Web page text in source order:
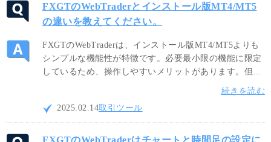
FXGTのWebTraderとインストール版MT4/MT5
の違いを教えてください。
FXGTのWebTraderは、インストール版MT4/MT5よりも
シンプルな機能性が特徴です。必要最小限の機能に限定
しているため、操作しやすいメリットがあります。但
し、カスタムインジケーターや自動売買（EA）等には対
応しておりませんので、制限なくご利用されたい場合は
インストール版をご利用ください。
続きを読む
2025.02.14取引ツール
FXGTのWebTraderはチャートと時間足の設定に